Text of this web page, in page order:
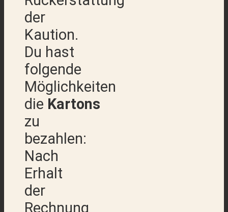
der
Kaution.
Du hast
folgende
Möglichkeiten
die Kartons
zu
bezahlen:
Nach
Erhalt
der
Rechnung